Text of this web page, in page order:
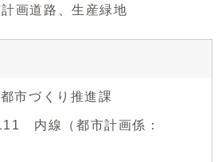
画道路、生産緑地
市づくり推進課
内線（都市計画係：